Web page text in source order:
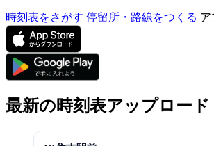
時刻表をさがす 停留所・路線をつくる ア
最新の時刻表アップロード